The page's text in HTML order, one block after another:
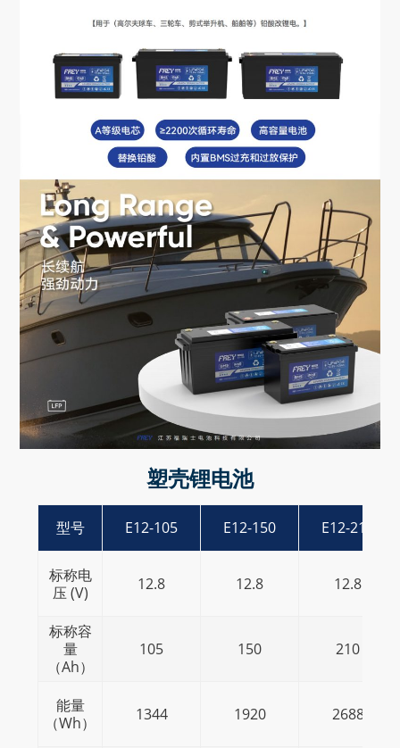
塑壳锂电池
型号 E12-105 E12-150 E12-210
标称电
压 (V)
12.8 12.8 12.8
标称容
量
（Ah）
105 150 210
能量
（Wh）
1344 1920 2688